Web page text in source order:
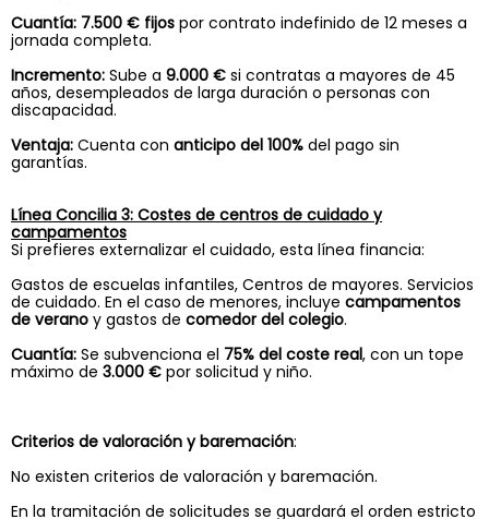
Cuantía: 7.500 € fijos por contrato indefinido de 12 meses a
jornada completa.
Incremento: Sube a 9.000 € si contratas a mayores de 45
años, desempleados de larga duración o personas con
discapacidad.
Ventaja: Cuenta con anticipo del 100% del pago sin
garantías.
Línea Concilia 3: Costes de centros de cuidado y
campamentos
Si prefieres externalizar el cuidado, esta línea financia:
Gastos de escuelas infantiles, Centros de mayores. Servicios
de cuidado. En el caso de menores, incluye campamentos
de verano y gastos de comedor del colegio.
Cuantía: Se subvenciona el 75% del coste real, con un tope
máximo de 3.000 € por solicitud y niño.
Criterios de valoración y baremación:
No existen criterios de valoración y baremación.
En la tramitación de solicitudes se guardará el orden estricto